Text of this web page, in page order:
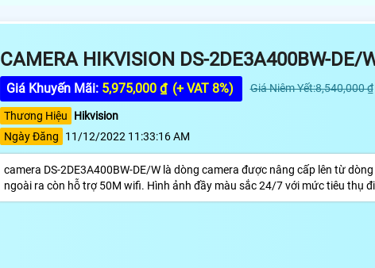
CAMERA HIKVISION DS-2DE3A400BW-DE/
Giá Khuyến Mãi: 5,975,000 ₫ (+ VAT 8%) Giá Niêm Yết:8,540,000 ₫
Thương Hiệu
Hikvision
Ngày Đăng
11/12/2022 11:33:16 AM
camera DS-2DE3A400BW-DE/W là dòng camera được nâng cấp lên từ
ngoài ra còn hỗ trợ 50M wifi. Hình ảnh đầy màu sắc 24/7 với mức tiêu thụ